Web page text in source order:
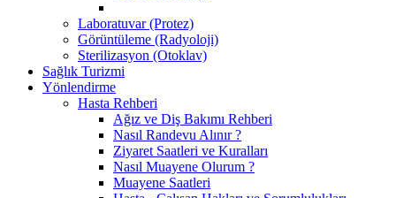
Laboratuvar (Protez)
Görüntüleme (Radyoloji)
Sterilizasyon (Otoklav)
Sağlık Turizmi
Yönlendirme
Hasta Rehberi
Ağız ve Diş Bakımı Rehberi
Nasıl Randevu Alınır ?
Ziyaret Saatleri ve Kuralları
Nasıl Muayene Olurum ?
Muayene Saatleri